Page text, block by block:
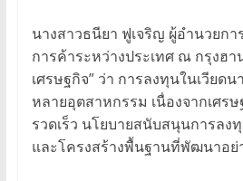
นางสาวธนียา ฟูเจริญ ผู้อำนวยกา
การค้าระหว่างประเทศ ณ กรุงฮา
เศรษฐกิจ” ว่า การลงทุนในเวียด
หลายอุตสาหกรรม เนื่องจากเศร
รวดเร็ว นโยบายสนับสนุนการลง
และโครงสร้างพื้นฐานที่พัฒนาอย่